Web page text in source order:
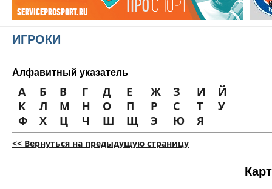
ИГРОКИ
Алфавитный указатель
А Б В Г Д Е Ж З И
Й
К
Л М Н О П Р С Т
У
Ф
Х Ц Ч Ш Щ Э Ю Я
<< Вернуться на предыдущую страницу